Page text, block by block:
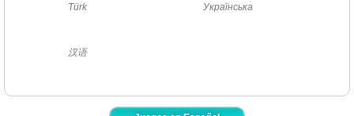
Türk Українська
汉语